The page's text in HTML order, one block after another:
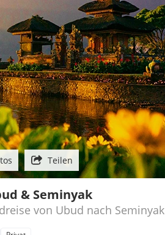
Teilen
& Seminyak
von Ubud nach Seminyak